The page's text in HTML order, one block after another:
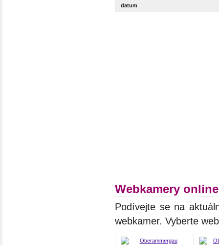
datum
Webkamery
Podívejte se na
webkamer. Vyberte